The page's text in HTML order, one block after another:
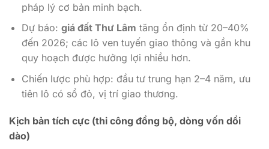
pháp lý cơ bản minh bạch.
Dự báo: giá đất Thư Lâm tăng ổn định từ 20–40%
đến 2026; các lô ven tuyến giao thông và gần khu
quy hoạch được hưởng lợi nhiều hơn.
Chiến lược phù hợp: đầu tư trung hạn 2–4 năm, ưu
tiên lô có sổ đỏ, vị trí giao thương.
Kịch bản tích cực (thi công đồng bộ, dòng vốn dồi
dào)